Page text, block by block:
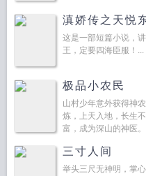
滇娇传之天悦
这是一部短篇小说，
王，定要四海臣服！...
极品小农民
山村少年意外获得神
炼，上天入地，长生
富，成为深山的神医
三寸人间
举头三尺无神明，掌